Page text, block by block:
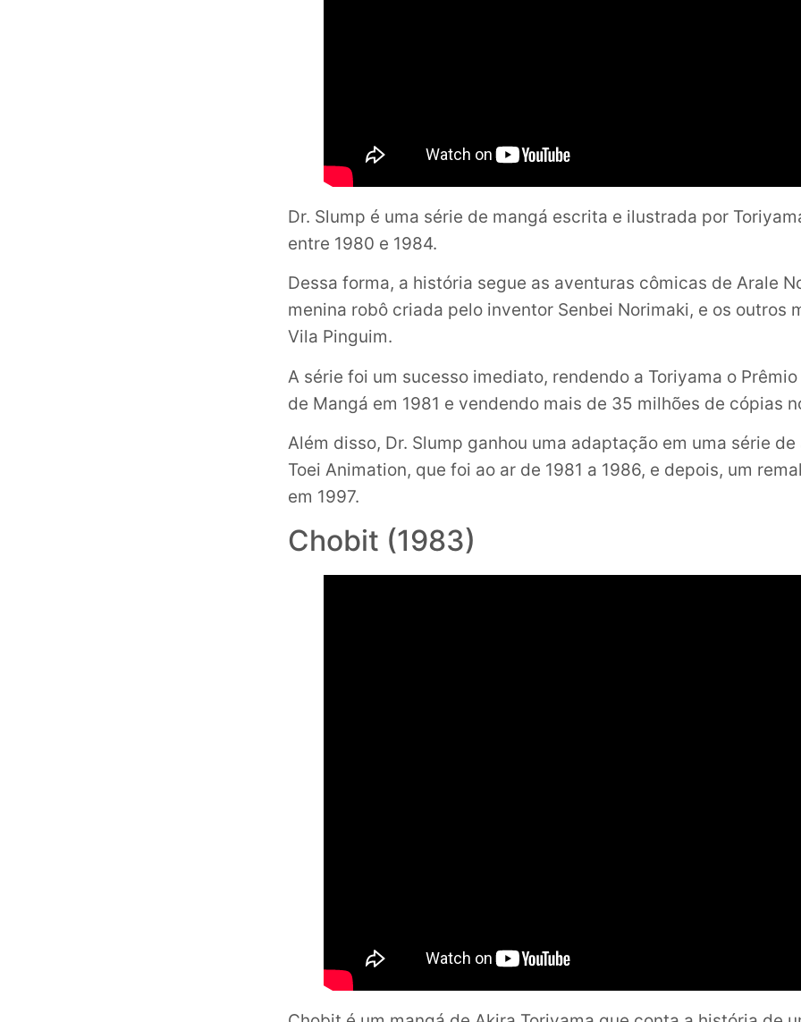
Dr. Slump é uma série de mangá escrita e ilustrada por
entre 1980 e 1984.
Dessa forma, a história segue as aventuras cômicas de Arale
menina robô criada pelo inventor Senbei Norimaki, e os outros
Vila Pinguim.
A série foi um sucesso imediato, rendendo a Toriyama o
de Mangá em 1981 e vendendo mais de 35 milhões de cópias
Além disso, Dr. Slump ganhou uma adaptação em uma série de
Toei Animation, que foi ao ar de 1981 a 1986, e depois, um
em 1997.
Chobit (1983)